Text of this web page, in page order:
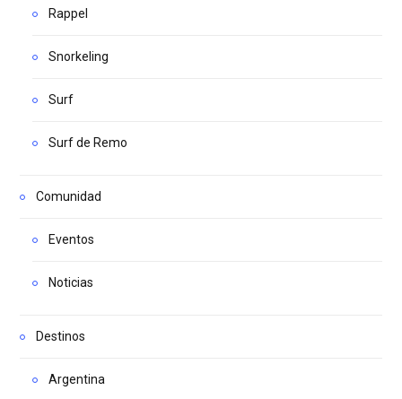
Rappel
Snorkeling
Surf
Surf de Remo
Comunidad
Eventos
Noticias
Destinos
Argentina